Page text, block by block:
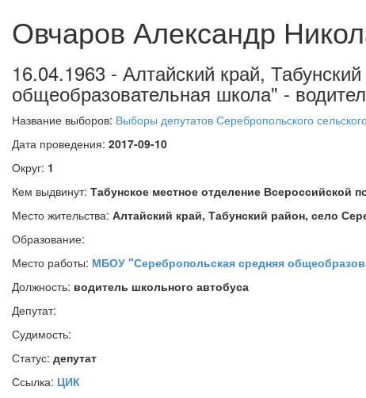
Овчаров Александр
16.04.1963 - Алтайский край,
общеобразовательная школа" -
Название выборов: Выборы депутатов Серебропольского
Дата проведения: 2017-09-10
Округ: 1
Кем выдвинут: Табунское местное отделение
Место жительства: Алтайский край, Табунский район, село
Образование:
Место работы: МБОУ "Серебропольская средняя
Должность: водитель школьного автобуса
Депутат:
Судимость:
Статус: депутат
Ссылка: ЦИК